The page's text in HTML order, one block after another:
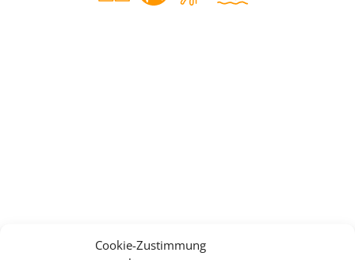
Cookie-Zustimmung